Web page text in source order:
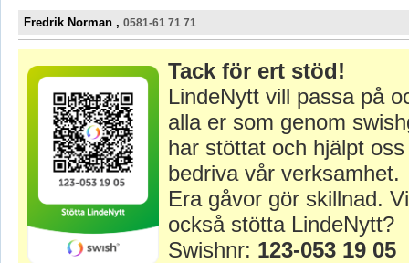
Fredrik Norman , 0581-61 71 71
Tack för ert stöd!
LindeNytt vill passa på
alla er som genom
har stöttat och hjälpt
bedriva vår verksamhet.
Era gåvor gör skillnad.
också stötta LindeNytt?
Swishnr: 123-053 19 05